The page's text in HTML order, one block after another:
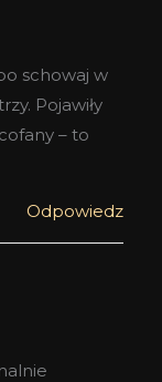
schowaj w
Pojawiły
– to
Odpowiedz